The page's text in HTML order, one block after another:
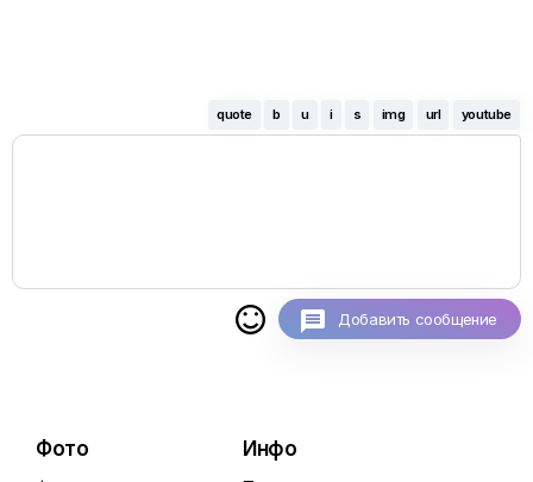
quote b u i s img url youtube
 Добавить сообщение
Фото Инфо